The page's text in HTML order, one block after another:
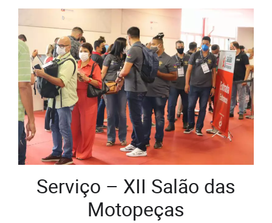
Serviço – XII Salão das
Motopeças